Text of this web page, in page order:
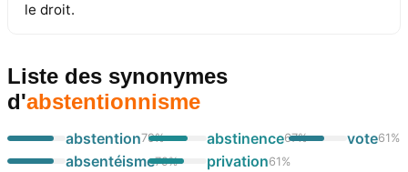
le droit.
Liste des synonymes
d'abstentionnisme
abstention79%
absentéisme79%
abstinence67%
privation61 %
vote61 %